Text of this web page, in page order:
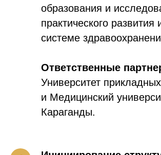
образования и
практического развития
системе
Ответственные
Университет
и Медицинский
Караганды.